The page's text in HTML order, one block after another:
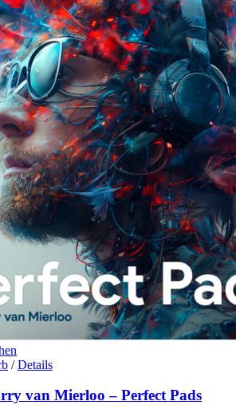
/ Details
van Mierloo – Perfect Pads